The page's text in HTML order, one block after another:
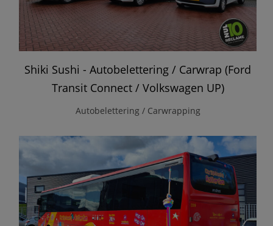
Shiki Sushi - Autobelettering / Carwrap (Ford
Transit Connect / Volkswagen UP)
Autobelettering / Carwrapping